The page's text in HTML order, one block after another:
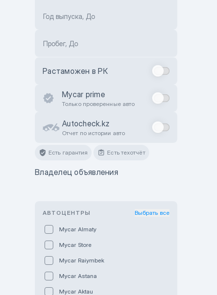
Год выпуска, До
Пробег, До
Растаможен в РК
Mycar prime
Только проверенные авто
Autocheck.kz
Отчет по истории авто
Есть гарантия Есть техотчёт
Владелец объявления
АВТОЦЕНТРЫ Выбрать все
Mycar Almaty
Mycar Store
Mycar Raiymbek
Mycar Astana
Mycar Aktau